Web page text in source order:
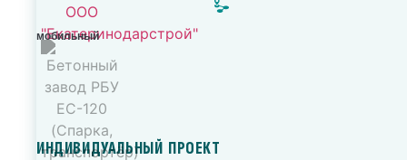
мобильный
ИНДИВИДУАЛЬНЫЙ ПРОЕКТ